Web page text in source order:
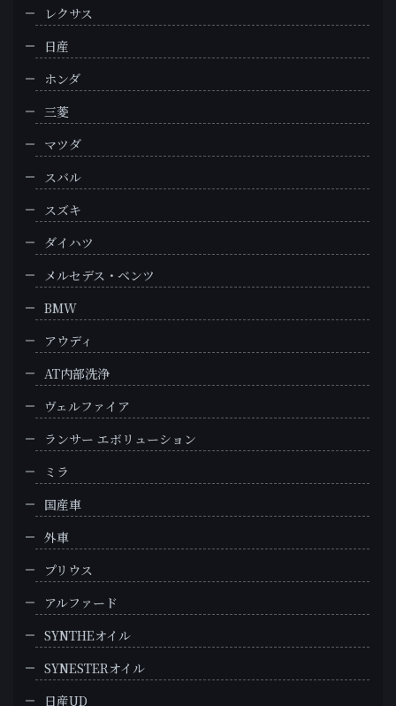
レクサス
日産
ホンダ
三菱
マツダ
スバル
スズキ
ダイハツ
メルセデス・ベンツ
BMW
アウディ
AT内部洗浄
ヴェルファイア
ランサー エボリューション
ミラ
国産車
外車
プリウス
アルファード
SYNTHEオイル
SYNESTERオイル
日産UD